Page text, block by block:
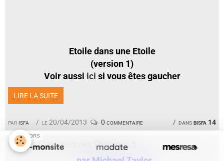
par isfa le 20/04/2013 dansbisfa 14
0 commentaire
Etoile dans une Etoile
(version 1)
Voir aussi ici si vous êtes gaucher
LIRE LA SUITE
Figures Elastiques des Philipines 5
SPONSORS